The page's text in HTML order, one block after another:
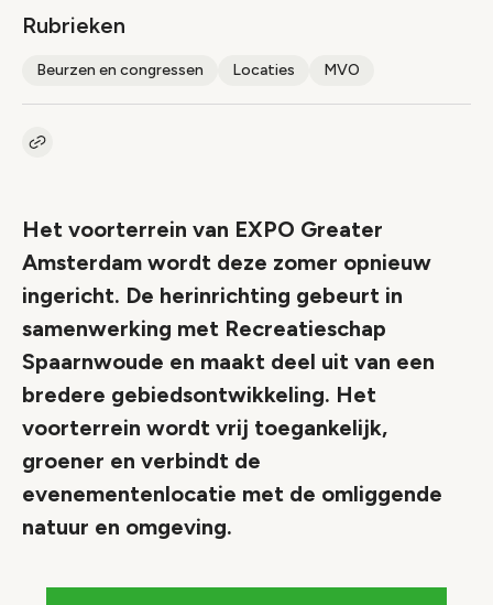
Rubrieken
Beurzen en congressen Locaties MVO
Kopieer link naar artikel
Het voorterrein van EXPO Greater
Amsterdam wordt deze zomer opnieuw
ingericht. De herinrichting gebeurt in
samenwerking met Recreatieschap
Spaarnwoude en maakt deel uit van een
bredere gebiedsontwikkeling. Het
voorterrein wordt vrij toegankelijk,
groener en verbindt de
evenementenlocatie met de omliggende
natuur en omgeving.